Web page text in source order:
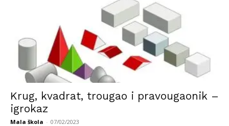
Krug, kvadrat, trougao i pravougaonik –
igrokaz
Mala škola - 07/02/2023